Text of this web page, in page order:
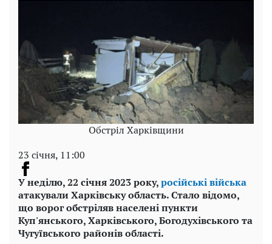
Обстріл Харківщини
23 січня, 11:00
У неділю, 22 січня 2023 року,російські війська
атакували Харківську область. Стало відомо,
що ворог обстріляв населені пункти
Куп'янського, Харківського, Богодухівського та
Чугуївського районів області.